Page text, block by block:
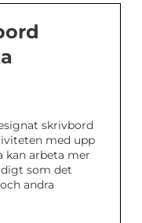
skrivbord
med upp
kan arbeta mer
som det
andra